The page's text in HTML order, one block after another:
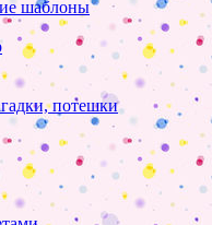
шаблоны
потешки